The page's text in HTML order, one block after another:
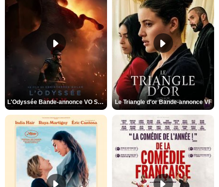
L'Odyssée Bande-annonce VO STFR Le Triangle d'or Bande-annonce VF